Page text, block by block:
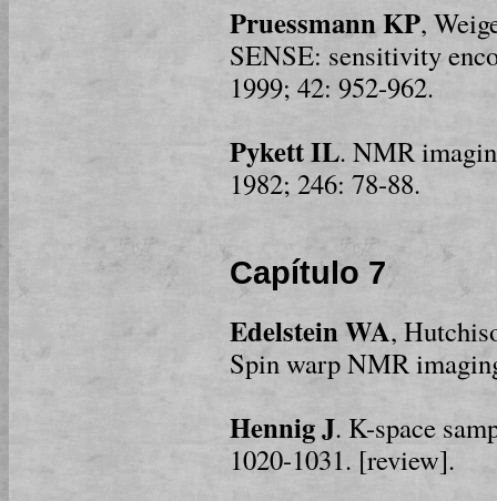
Pruessmann KP,
SENSE: sensitivity
1999; 42: 952-962.
Pykett IL. NMR
1982; 246: 78-88.
Capítulo 7
Edelstein WA,
Spin warp NMR
Hennig J. K-space
1020-1031. [review].